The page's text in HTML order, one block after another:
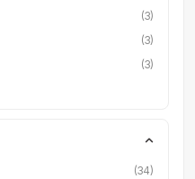
(3)
(3)
(3)
(34)